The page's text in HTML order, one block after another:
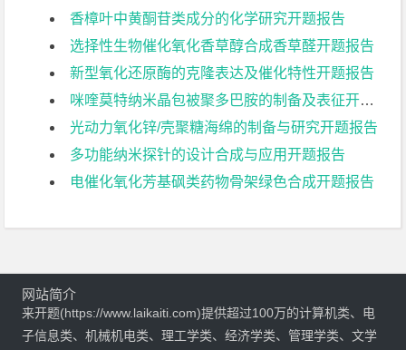
香樟叶中黄酮苷类成分的化学研究开题报告
选择性生物催化氧化香草醇合成香草醛开题报告
新型氧化还原酶的克隆表达及催化特性开题报告
咪喹莫特纳米晶包被聚多巴胺的制备及表征开题报告
光动力氧化锌/壳聚糖海绵的制备与研究开题报告
多功能纳米探针的设计合成与应用开题报告
电催化氧化芳基砜类药物骨架绿色合成开题报告
网站简介
来开题(https://www.laikaiti.com)提供超过100万的计算机类、电
子信息类、机械机电类、理工学类、经济学类、管理学类、文学